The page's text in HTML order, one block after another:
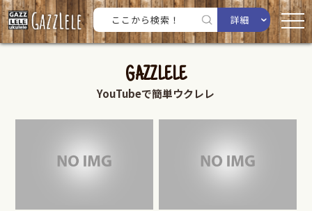
詳細
GAZZLELE
YouTubeで簡単ウクレレ